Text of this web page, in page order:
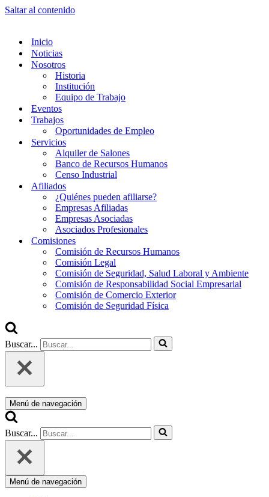
Saltar al contenido
Inicio
Noticias
Nosotros
Historia
Institución
Equipo de Trabajo
Eventos
Trabajos
Oportunidades de Empleo
Servicios
Alquiler de Salones
Banco de Recursos Humanos
Censo Industrial
Afiliados
¿Quiénes pueden afiliarse?
Empresas Afiliadas
Empresas Asociadas
Asociados Profesionales
Comisiones
Comisión de Recursos Humanos
Comisión Legal
Comisión de Seguridad, Salud Laboral y Ambiente
Comisión de Responsabilidad Social Empresarial
Comisión de Comercio Exterior
Comisión de Seguridad Física
Buscar...
Menú de navegación
Buscar...
Menú de navegación